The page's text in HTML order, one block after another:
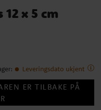
x 5 cm
: Leveringsdato ukjent
ER TILBAKE PÅ